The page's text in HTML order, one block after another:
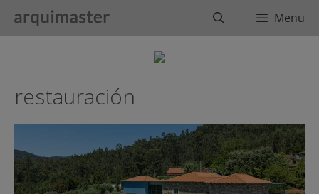
BuscarMenu
restauración